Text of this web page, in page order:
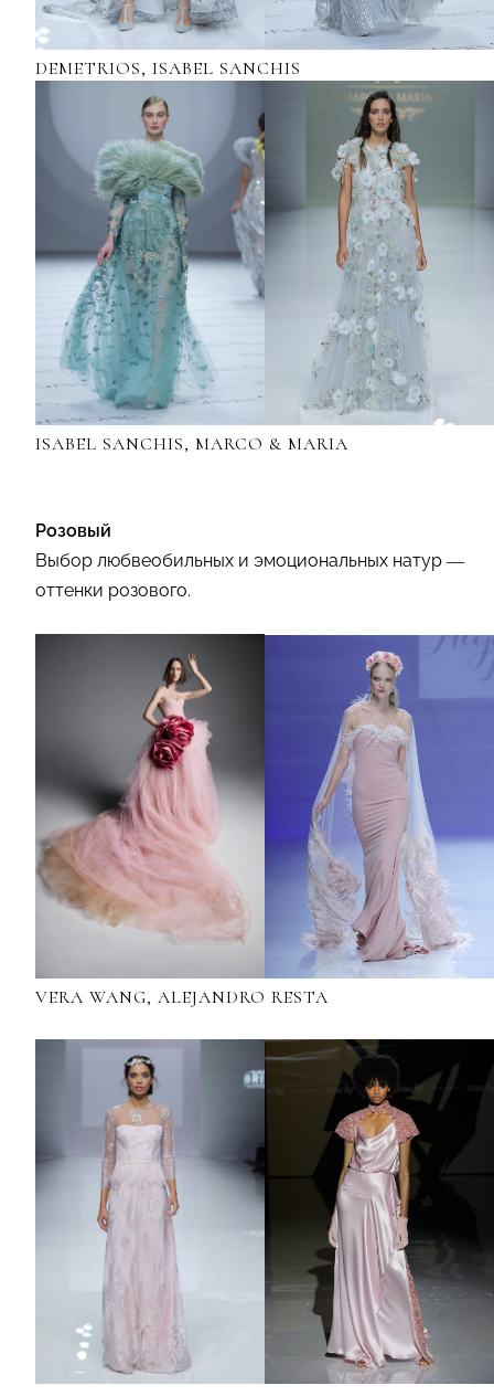
DEMETRIOS, ISABEL SANCHIS
ISABEL SANCHIS, MARCO & MARIA
Розовый
Выбор любвеобильных и эмоциональных натур —
оттенки розового.
VERA WANG, ALEJANDRO RESTA